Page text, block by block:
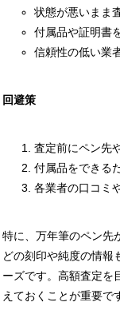
状態が悪いまま
付属品や証明書
信頼性の低い業
回避策
査定前にペン先
付属品をできる
各業者の口コミ
特に、万年筆のペン先
どの刻印や純度の情報
ーズです。高額査定を
えておくことが重要で